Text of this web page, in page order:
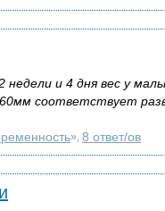
и 4 дня вес у
соответствует
», 8 ответ/ов